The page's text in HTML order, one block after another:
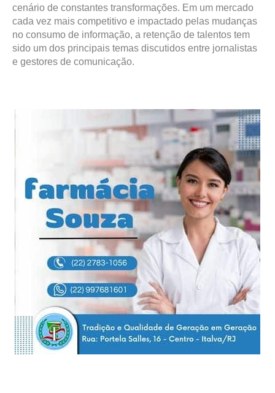
cenário de constantes transformações. Em um mercado
cada vez mais competitivo e impactado pelas mudanças
no consumo de informação, a retenção de talentos tem
sido um dos principais temas discutidos entre jornalistas
e gestores de comunicação.